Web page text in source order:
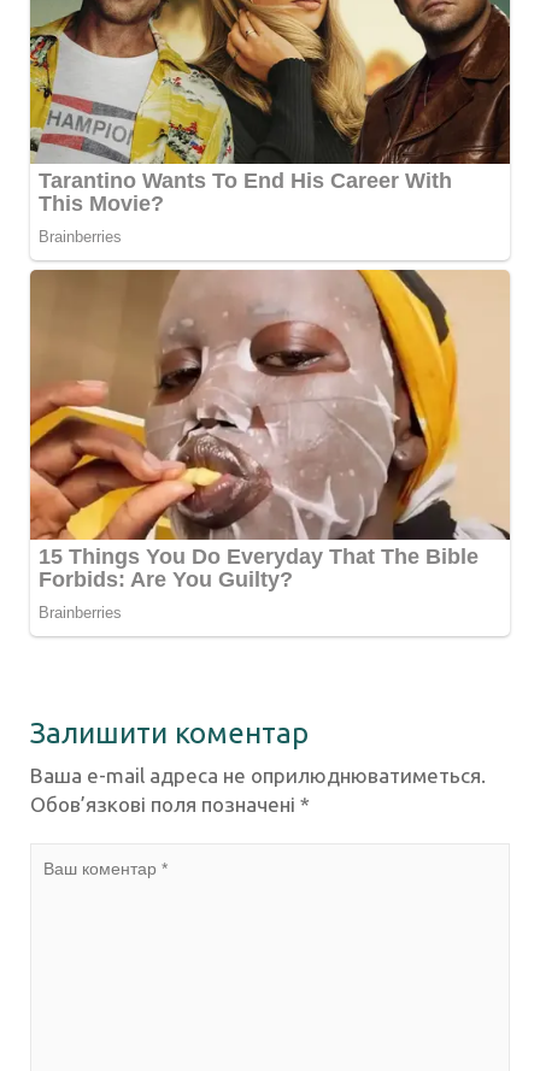
Залишити коментар
Ваша e-mail адреса не оприлюднюватиметься.
Обов’язкові поля позначені *